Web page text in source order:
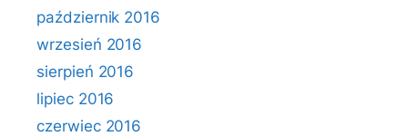
październik 2016
wrzesień 2016
sierpień 2016
lipiec 2016
czerwiec 2016